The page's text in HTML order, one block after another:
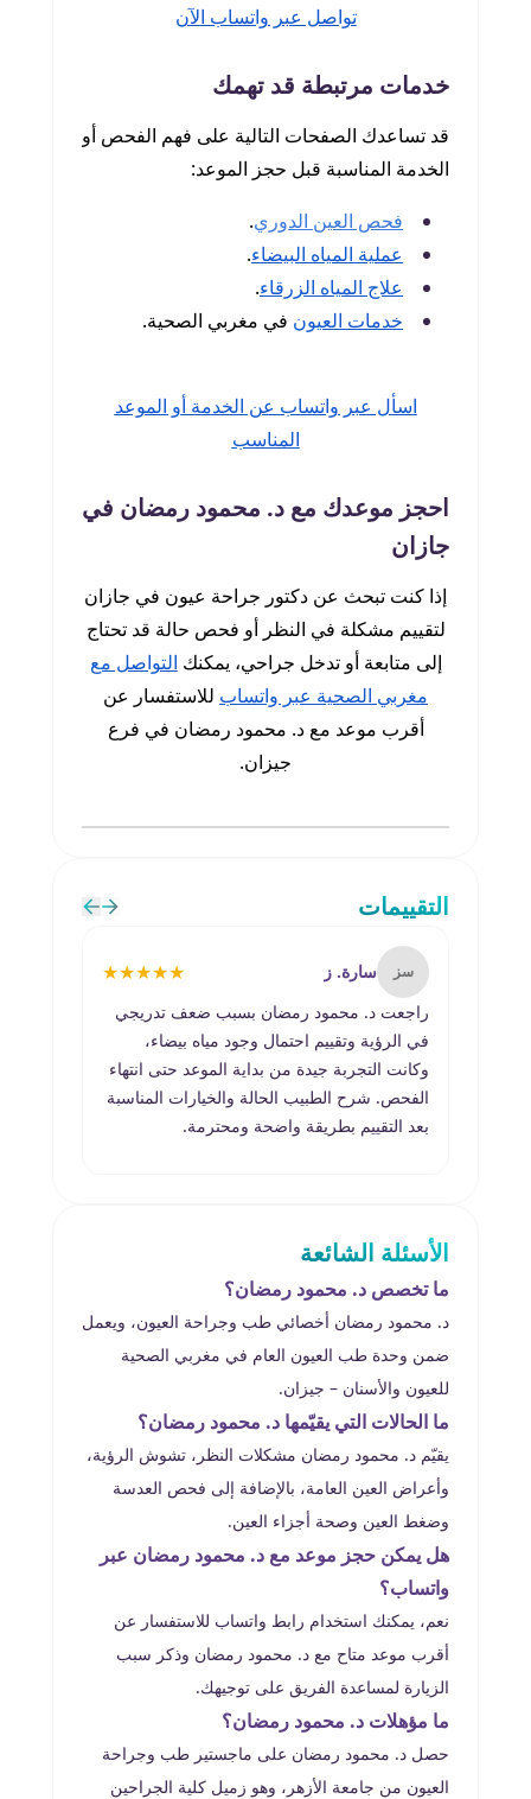
تواصل عبر واتساب الآن
خدمات مرتبطة قد تهمك
قد تساعدك الصفحات التالية على فهم الفحص أو
الخدمة المناسبة قبل حجز الموعد:
فحص العين الدوري.
عملية المياه البيضاء.
علاج المياه الزرقاء.
خدمات العيون في مغربي الصحية.
اسأل عبر واتساب عن الخدمة أو الموعد
المناسب
احجز موعدك مع د. محمود رمضان في
جازان
إذا كنت تبحث عن دكتور جراحة عيون في جازان
لتقييم مشكلة في النظر أو فحص حالة قد تحتاج
إلى متابعة أو تدخل جراحي، يمكنك التواصل مع
مغربي الصحية عبر واتساب للاستفسار عن
أقرب موعد مع د. محمود رمضان في فرع
جيزان.
التقييمات
سز سارة. ز ★
★
★
★
★
راجعت د. محمود رمضان بسبب ضعف تدريجي
في الرؤية وتقييم احتمال وجود مياه بيضاء،
وكانت التجربة جيدة من بداية الموعد حتى انتهاء
الفحص. شرح الطبيب الحالة والخيارات المناسبة
بعد التقييم بطريقة واضحة ومحترمة.
الأسئلة الشائعة
ما تخصص د. محمود رمضان؟
د. محمود رمضان أخصائي طب وجراحة العيون، ويعمل
ضمن وحدة طب العيون العام في مغربي الصحية
للعيون والأسنان – جيزان.
ما الحالات التي يقيّمها د. محمود رمضان؟
يقيّم د. محمود رمضان مشكلات النظر، تشوش الرؤية،
وأعراض العين العامة، بالإضافة إلى فحص العدسة
وضغط العين وصحة أجزاء العين.
هل يمكن حجز موعد مع د. محمود رمضان عبر
واتساب؟
نعم، يمكنك استخدام رابط واتساب للاستفسار عن
أقرب موعد متاح مع د. محمود رمضان وذكر سبب
الزيارة لمساعدة الفريق على توجيهك.
ما مؤهلات د. محمود رمضان؟
حصل د. محمود رمضان على ماجستير طب وجراحة
العيون من جامعة الأزهر، وهو زميل كلية الجراحين